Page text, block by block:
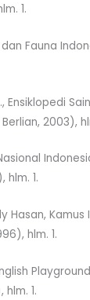
1.
Fauna
Ensiklopedi
2003),
hlm. 1.
Hasan,
hlm. 1.
1.